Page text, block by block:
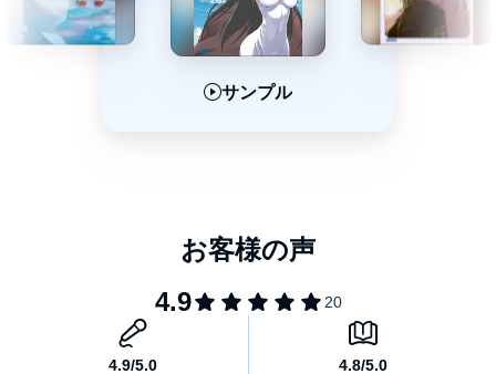
サンプル